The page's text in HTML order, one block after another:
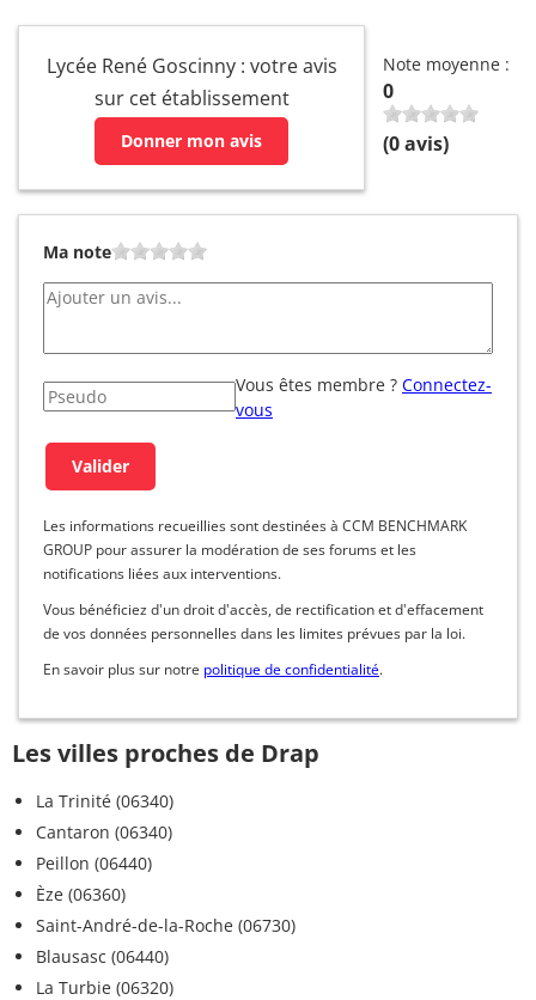
Lycée René Goscinny : votre avis
sur cet établissement
Donner mon avis
Note moyenne :
0
(0avis)
Ma note
Vous êtes membre ? Connectez-
vous
Les informations recueillies sont destinées à CCM BENCHMARK
GROUP pour assurer la modération de ses forums et les
notifications liées aux interventions.
Vous bénéficiez d'un droit d'accès, de rectification et d'effacement
de vos données personnelles dans les limites prévues par la loi.
En savoir plus sur notre politique de confidentialité.
Les villes proches de Drap
La Trinité (06340)
Cantaron (06340)
Peillon (06440)
Èze (06360)
Saint-André-de-la-Roche (06730)
Blausasc (06440)
La Turbie (06320)